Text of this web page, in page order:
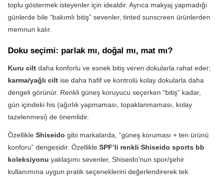
toplu göstermek isteyenler için idealdir. Ayrıca makyaj yapmadığı
günlerde bile “bakımlı bitiş” sevenler, tinted sunscreen ürünlerden
memnun kalır.
Doku seçimi: parlak mı, doğal mı, mat mı?
Kuru cilt daha konforlu ve esnek bitiş veren dokularla rahat eder;
karma/yağlı cilt ise daha hafif ve kontrolü kolay dokularla daha
dengeli görünür. Renkli güneş koruyucu seçerken “bitiş” kadar,
gün içindeki his (ağırlık yapmaması, topaklanmaması, kolay
tazelenmesi) de önemlidir.
Özellikle Shiseido gibi markalarda, “güneş koruması + ten ürünü
konforu” dengesidir. Özellikle SPF’li renkli Shiseido sports bb
koleksiyonu yaklaşımı sevenler, Shiseido’nun spor/şehir
kullanımına uygun pratik seçeneklerini değerlendirerek tek